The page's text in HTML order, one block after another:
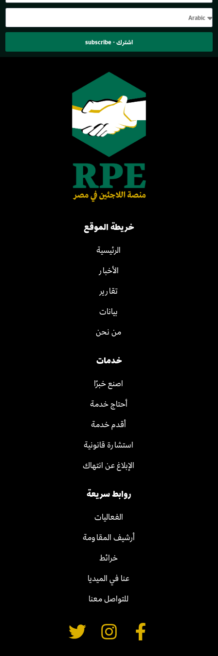
اشترك - subscribe
خريطة الموقع
الرئيسية
الأخبار
تقارير
بيانات
من نحن
خدمات
اصنع خبرًا
أحتاج خدمة
أقدم خدمة
استشارة قانونية
الإبلاغ عن انتهاك
روابط سريعة
الفعاليات
أرشيف المقاومة
خرائط
عنا في الميديا
للتواصل معنا